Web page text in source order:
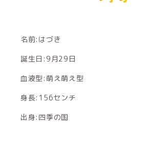
名前:はづき
誕生日:9月29日
血液型:萌え萌え型
身長:156センチ
出身:四季の国